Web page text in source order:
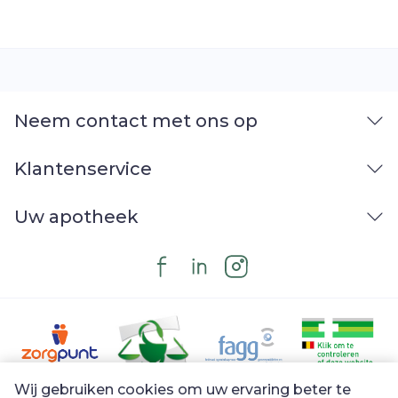
Wij gebruiken cookies om uw ervaring beter te
Neem contact met ons op
Klantenservice
Uw apotheek